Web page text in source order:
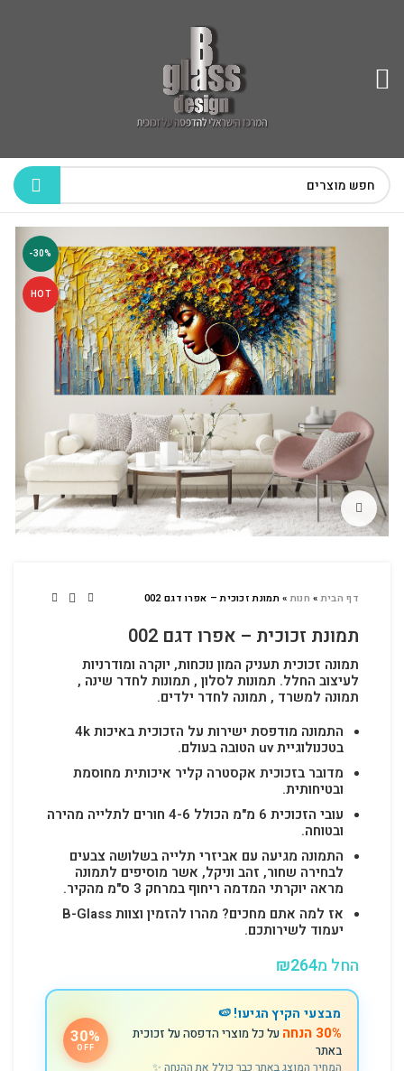
-30%
HOT
לחץ להגדלה
דף הבית» חנות»תמונת זכוכית – אפרו דגם 002
תמונת זכוכית – אפרו דגם 002
תמונה זכוכית תעניק המון נוכחות, יוקרה ומודרניות
לעיצוב החלל. תמונות לסלון , תמונות לחדר שינה ,
תמונה למשרד , תמונה לחדר ילדים.
התמונה מודפסת ישירות על הזכוכית באיכות 4k
בטכנולוגיית uv הטובה בעולם.
מדובר בזכוכית אקסטרה קליר איכותית מחוסמת
ובטיחותית.
עובי הזכוכית 6 מ"מ הכולל 4-6 חורים לתלייה מהירה
ובטוחה.
התמונה מגיעה עם אביזרי תלייה בשלושה צבעים
לבחירה שחור, זהב וניקל, אשר מוסיפים לתמונה
מראה יוקרתי המדמה ריחוף במרחק 3 ס"מ מהקיר.
אז למה אתם מחכים? מהרו להזמין וצוות B-Glass
יעמוד לשירותכם.
החל מ ₪264
מבצעי הקיץ הגיעו! 🍉
30% הנחה
על כל מוצרי הדפסה על זכוכית
באתר
המחיר המוצג באתר כבר כולל את ההנחה ✨
30%
OFF